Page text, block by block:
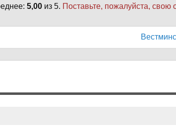
5,00 из 5. Поставьте, пожалуйста, свою